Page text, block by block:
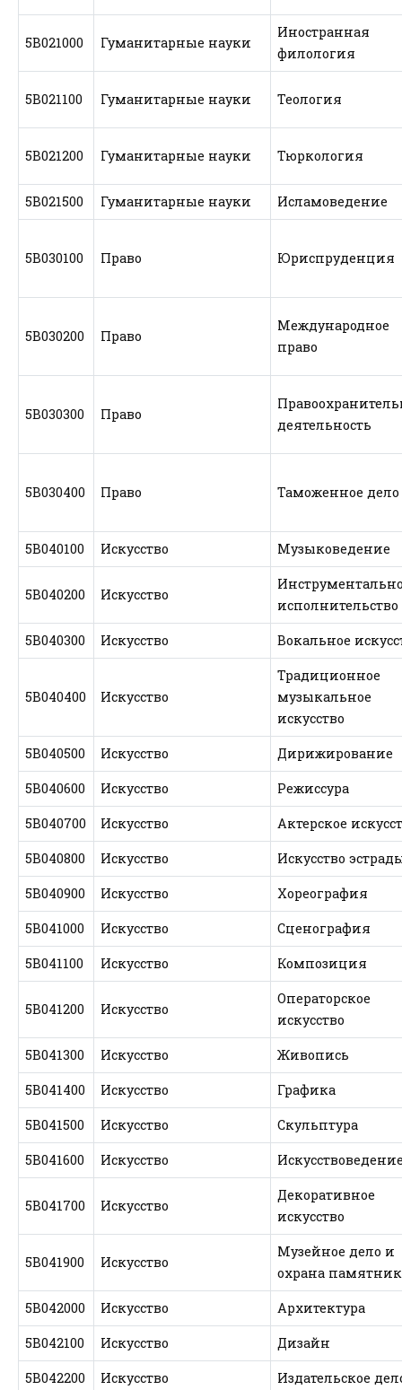
5В021000 Гуманитарные науки
Иностранная
филология
5В021100 Гуманитарные науки Теология
5В021200 Гуманитарные науки Тюркология
5В021500 Гуманитарные науки Исламоведение
5В030100 Право Юриспруденция
5В030200 Право
Международное
право
5В030300 Право
деятельность
5В030400 Право Таможенное дело
5В040100 Искусство Музыковедение
5В040200 Искусство
исполнительство
5В040300 Искусство Вокальное
5В040400 Искусство
Традиционное
музыкальное
искусство
5В040500 Искусство Дирижирование
5В040600 Искусство Режиссура
5В040700 Искусство Актерское
5В040800 Искусство Искусство
5В040900 Искусство Хореография
5В041000 Искусство Сценография
5В041100 Искусство Композиция
5В041200 Искусство
Операторское
искусство
5В041300 Искусство Живопись
5В041400 Искусство Графика
5В041500 Искусство Скульптура
5В041600 Искусство
5В041700 Искусство
Декоративное
искусство
5В041900 Искусство
Музейное дело и
охрана
5В042000 Искусство Архитектура
5В042100 Искусство Дизайн
5В042200 Искусство Издательское